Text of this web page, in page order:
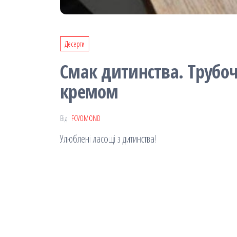
Десерти
Смак дитинства.
кремом
Від FCVOMOND
Улюблені ласощі з дитинства!